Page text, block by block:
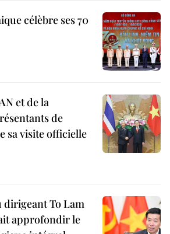
célèbre ses 70
et de la
de
sa visite officielle
dirigeant To Lam
approfondir le